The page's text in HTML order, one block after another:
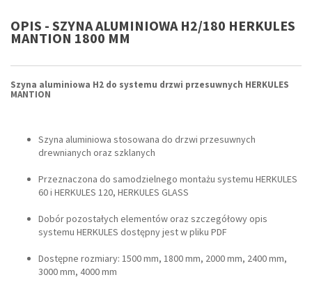
OPIS - SZYNA ALUMINIOWA H2/180 HERKULES
MANTION 1800 MM
Szyna aluminiowa H2 do systemu drzwi przesuwnych HERKULES
MANTION
Szyna aluminiowa stosowana do drzwi przesuwnych
drewnianych oraz szklanych
Przeznaczona do samodzielnego montażu systemu HERKULES
60 i HERKULES 120, HERKULES GLASS
Dobór pozostałych elementów oraz szczegółowy opis
systemu HERKULES dostępny jest w pliku PDF
Dostępne rozmiary: 1500 mm, 1800 mm, 2000 mm, 2400 mm,
3000 mm, 4000 mm